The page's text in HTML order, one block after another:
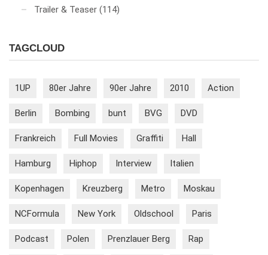
Trailer & Teaser (114)
TAGCLOUD
1UP 80er Jahre 90er Jahre 2010 Action
Berlin Bombing bunt BVG DVD
Frankreich Full Movies Graffiti Hall
Hamburg Hiphop Interview Italien
Kopenhagen Kreuzberg Metro Moskau
NCFormula New York Oldschool Paris
Podcast Polen Prenzlauer Berg Rap